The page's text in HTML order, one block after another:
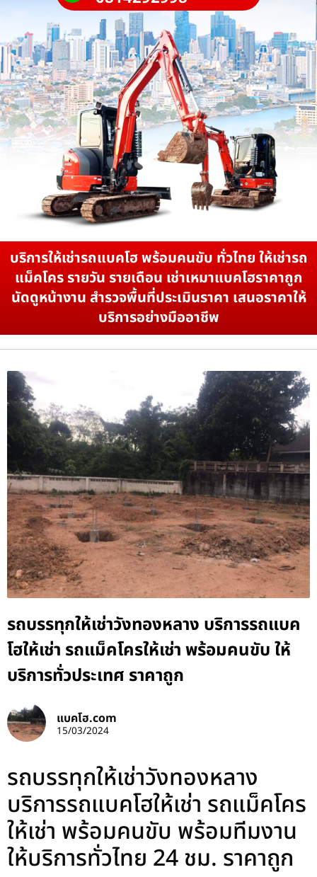
บริการให้เช่ารถแบคโฮ พร้อมคนขับ ทั่วไทย ให้เช่ารถ
แม็คโคร รายวัน รายเดือน เช่าเหมาแบคโฮราคาถูก
นัดดูหน้างาน สำรวจพื้นที่ประเมินราคา เสนอราคาให้
บริการอย่างมืออาชีพ
รถบรรทุกให้เช่าวังทองหลาง บริการรถแบค
โฮให้เช่า รถแม็คโครให้เช่า พร้อมคนขับ ให้
บริการทั่วประเทศ ราคาถูก
แบคโฮ.com
15/03/2024
รถบรรทุกให้เช่าวังทองหลาง
บริการรถแบคโฮให้เช่า รถแม็คโคร
ให้เช่า พร้อมคนขับ พร้อมทีมงาน
ให้บริการทั่วไทย 24 ชม. ราคาถูก